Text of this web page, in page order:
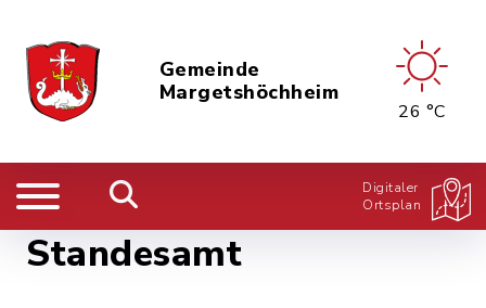
Gemeinde
Margetshöchheim
26 °C
Digitaler
Ortsplan
Standesamt